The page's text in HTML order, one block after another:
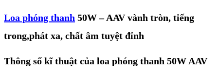
Loa phóng thanh 50W – AAV vành tròn, tiếng
trong,phát xa, chất âm tuyệt đỉnh
Thông số kĩ thuật của loa phóng thanh 50W AAV